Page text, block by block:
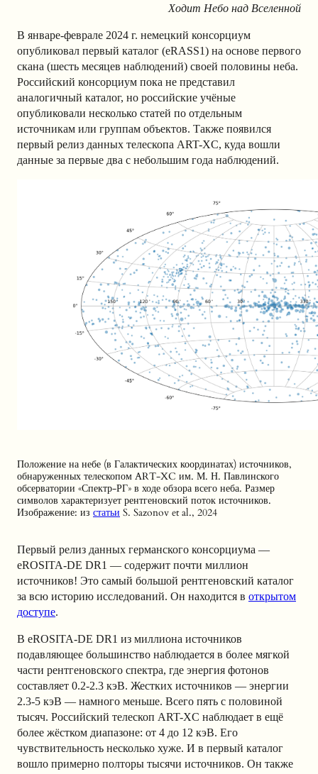
Ходит Небо над Вселенной
В январе-феврале 2024 г. немецкий консорциум
опубликовал первый каталог (eRASS1) на основе первого
скана (шесть месяцев наблюдений) своей половины неба.
Российский консорциум пока не представил
аналогичный каталог, но российские учёные
опубликовали несколько статей по отдельным
источникам или группам объектов. Также появился
первый релиз данных телескопа ART-XC, куда вошли
данные за первые два с небольшим года наблюдений.
Положение на небе (в Галактических координатах) источников,
обнаруженных телескопом ART-XC им. М. Н. Павлинского
обсерватории «Спектр-РГ» в ходе обзора всего неба. Размер
символов характеризует рентгеновский поток источников.
Изображение: из статьи S. Sazonov et al., 2024
Первый релиз данных германского консорциума —
eROSITA-DE DR1 — содержит почти миллион
источников! Это самый большой рентгеновский каталог
за всю историю исследований. Он находится в открытом
доступе.
В eROSITA-DE DR1 из миллиона источников
подавляющее большинство наблюдается в более мягкой
части рентгеновского спектра, где энергия фотонов
составляет 0.2-2.3 кэВ. Жестких источников — энергии
2.3-5 кэВ — намного меньше. Всего пять с половиной
тысяч. Российский телескоп ART-XC наблюдает в ещё
более жёстком диапазоне: от 4 до 12 кэВ. Его
чувствительность несколько хуже. И в первый каталог
вошло примерно полторы тысячи источников. Он также